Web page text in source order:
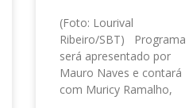
(Foto: Lourival
Ribeiro/SBT) Programa
será apresentado por
Mauro Naves e contará
com Muricy Ramalho,